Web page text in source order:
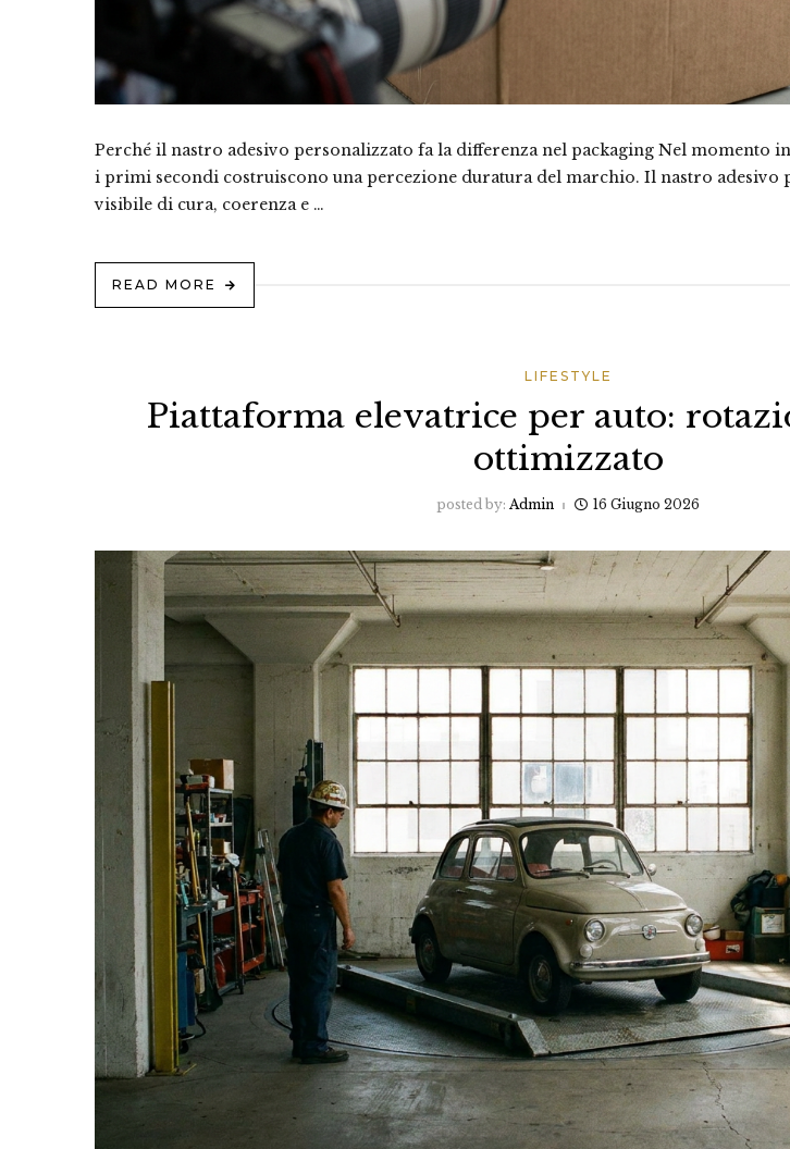
Perché il nastro adesivo personalizzato fa la differenza nel packaging Nel momento
i primi secondi costruiscono una percezione duratura del marchio. Il nastro adesivo
visibile di cura, coerenza e …
READ MORE
LIFESTYLE
Piattaforma elevatrice per auto:
ottimizzato
posted by: Admin 16 Giugno 2026